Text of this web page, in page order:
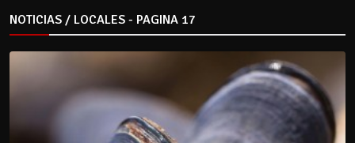
NOTICIAS / LOCALES - PAGINA 17